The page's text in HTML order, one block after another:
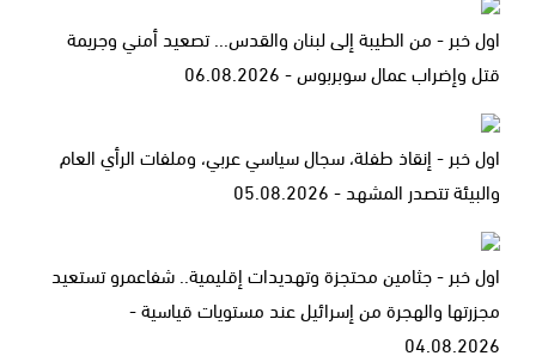
اول خبر - من الطيبة إلى لبنان والقدس... تصعيد أمني وجريمة
قتل وإضراب عمال سوبربوس - 06.08.2026
اول خبر - إنقاذ طفلة، سجال سياسي عربي، وملفات الرأي العام
والبيئة تتصدر المشهد - 05.08.2026
اول خبر - جثامين محتجزة وتهديدات إقليمية.. شفاعمرو تستعيد
مجزرتها والهجرة من إسرائيل عند مستويات قياسية -
04.08.2026